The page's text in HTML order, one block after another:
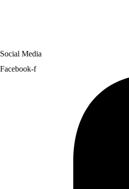
Social Media
Facebook-f